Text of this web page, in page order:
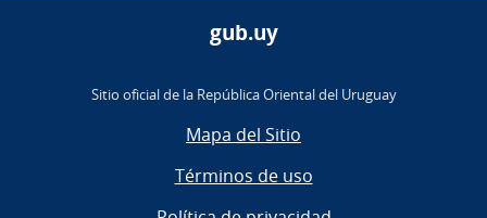
gub.uy
Sitio oficial de la República Oriental del Uruguay
Mapa del Sitio
Términos de uso